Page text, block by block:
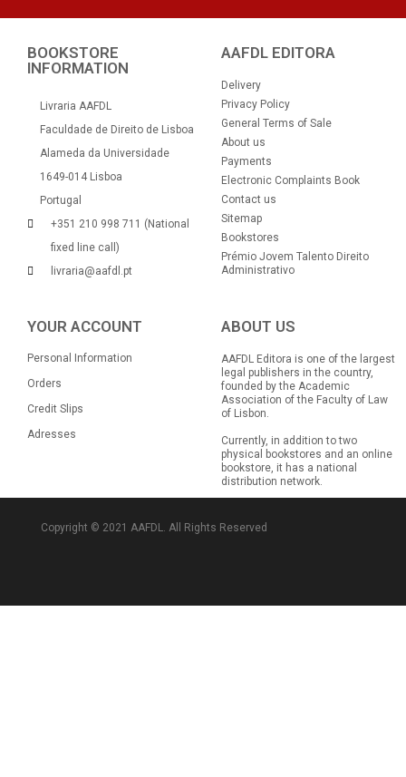
BOOKSTORE
INFORMATION
Livraria AAFDL
Faculdade de Direito de Lisboa
Alameda da Universidade
1649-014 Lisboa
Portugal
+351 210 998 711 (National
fixed line call)
livraria@aafdl.pt
AAFDL EDITORA
Delivery
Privacy Policy
General Terms of Sale
About us
Payments
Electronic Complaints Book
Contact us
Sitemap
Bookstores
Prémio Jovem Talento Direito
Administrativo
YOUR ACCOUNT
Personal Information
Orders
Credit Slips
Adresses
ABOUT US
AAFDL Editora is one of the largest
legal publishers in the country,
founded by the Academic
Association of the Faculty of Law
of Lisbon.
Currently, in addition to two
physical bookstores and an online
bookstore, it has a national
distribution network.
Copyright © 2021 AAFDL. All Rights Reserved